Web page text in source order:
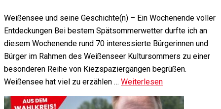
Weißensee und seine Geschichte(n) – Ein Wochenende voller
Entdeckungen Bei bestem Spätsommerwetter durfte ich an
diesem Wochenende rund 70 interessierte Bürgerinnen und
Bürger im Rahmen des Weißenseer Kultursommers zu einer
besonderen Reihe von Kiezspaziergängen begrüßen.
Weißensee hat viel zu erzählen … Weiterlesen